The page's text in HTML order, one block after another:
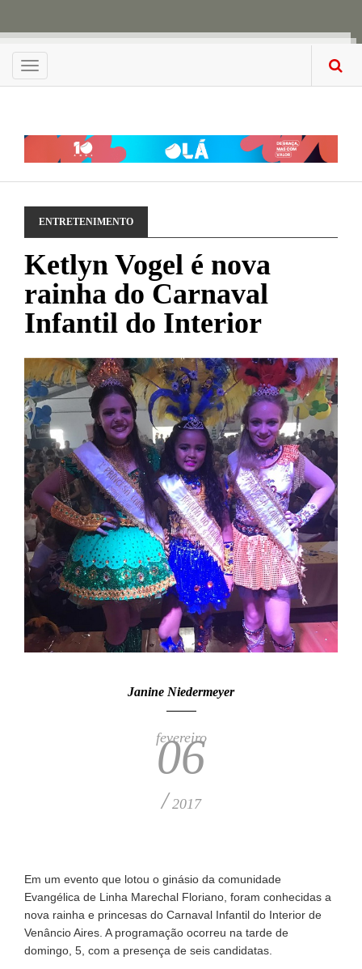
Menu
ENTRETENIMENTO
Ketlyn Vogel é nova
rainha do Carnaval
Infantil do Interior
Janine Niedermeyer
fevereiro
06
/ 2017
Em um evento que lotou o ginásio da comunidade
Evangélica de Linha Marechal Floriano, foram conhecidas a
nova rainha e princesas do Carnaval Infantil do Interior de
Venâncio Aires. A programação ocorreu na tarde de
domingo, 5, com a presença de seis candidatas.